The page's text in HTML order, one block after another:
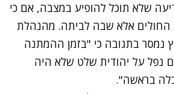
שלא תוכל להופיע במצבה, אם כי
החולים אלא שבה לביתה. מהנהלת
נמסר בתגובה כי "בזמן ההמתנה
נפל על יהודית שלט שלא היה
בראשה".